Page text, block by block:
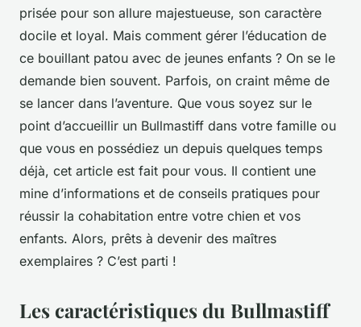
prisée pour son allure majestueuse, son caractère
docile et loyal. Mais comment gérer l’éducation de
ce bouillant patou avec de jeunes enfants ? On se le
demande bien souvent. Parfois, on craint même de
se lancer dans l’aventure. Que vous soyez sur le
point d’accueillir un Bullmastiff dans votre famille ou
que vous en possédiez un depuis quelques temps
déjà, cet article est fait pour vous. Il contient une
mine d’informations et de conseils pratiques pour
réussir la cohabitation entre votre chien et vos
enfants. Alors, prêts à devenir des maîtres
exemplaires ? C’est parti !
Les caractéristiques du Bullmastiff